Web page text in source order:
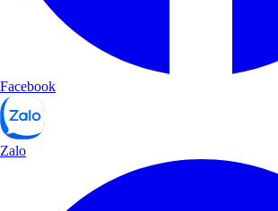
Facebook
Zalo